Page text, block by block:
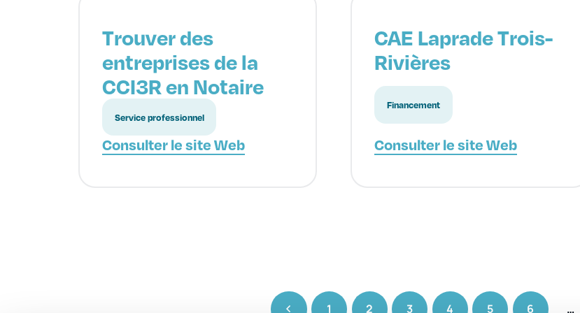
Trouver des
entreprises de la
CCI3R en Notaire
Service professionnel
Consulter le site Web
CAE Laprade Trois-
Rivières
Financement
Consulter le site Web
1 2 3 4 5 6 …